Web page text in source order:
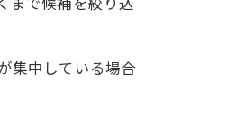
まで候補を絞り込
集中している場合